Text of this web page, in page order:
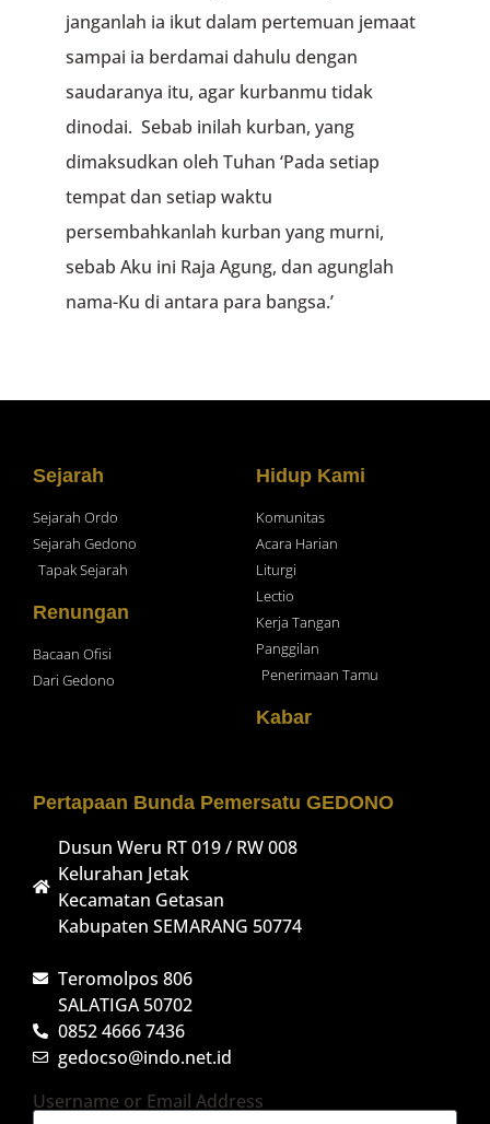
janganlah ia ikut dalam pertemuan jemaat
sampai ia berdamai dahulu dengan
saudaranya itu, agar kurbanmu tidak
dinodai. Sebab inilah kurban, yang
dimaksudkan oleh Tuhan ‘Pada setiap
tempat dan setiap waktu
persembahkanlah kurban yang murni,
sebab Aku ini Raja Agung, dan agunglah
nama-Ku di antara para bangsa.’
Sejarah
Sejarah Ordo
Sejarah Gedono
Tapak Sejarah
Renungan
Bacaan Ofisi
Dari Gedono
Hidup Kami
Komunitas
Acara Harian
Liturgi
Lectio
Kerja Tangan
Panggilan
Penerimaan Tamu
Kabar
Pertapaan Bunda Pemersatu GEDONO
Dusun Weru RT 019 / RW 008
Kelurahan Jetak
Kecamatan Getasan
Kabupaten SEMARANG 50774
Teromolpos 806
SALATIGA 50702
0852 4666 7436
gedocso@indo.net.id
Username or Email Address